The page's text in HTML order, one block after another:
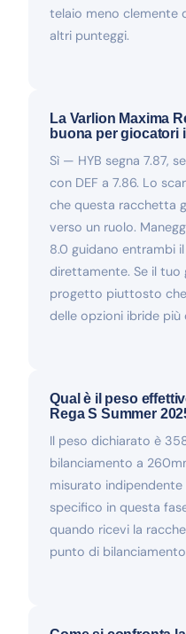
telaio meno clemente
altri punteggi.
La Varlion Maxima
buona per giocatori
Sì — HYB segna 7.87,
con DEF a 7.86. Lo
che questa racchetta
verso un ruolo.
8.0 guidano entrambi
direttamente. Se il tuo
progetto piuttosto
delle opzioni ibride
Qual è il peso
Rega S Summer
Il peso dichiarato è
bilanciamento a
misurato
specifico in questa
quando ricevi la
punto di